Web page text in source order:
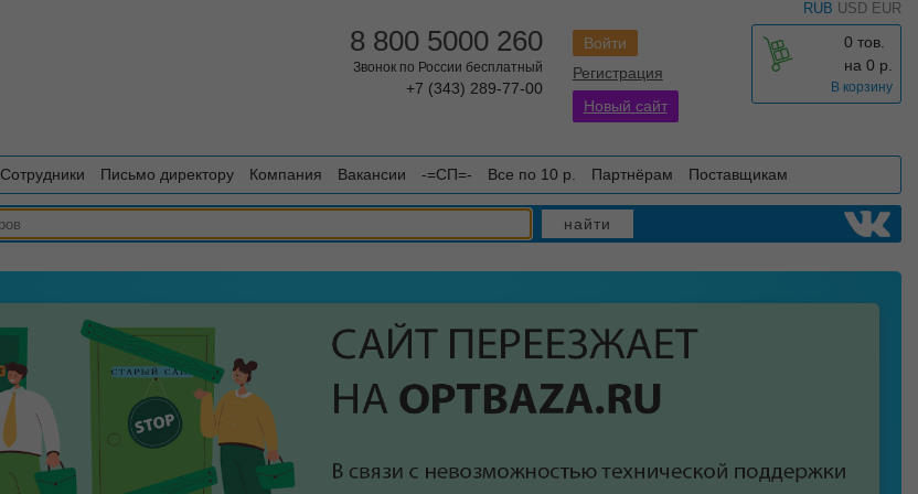
RUB USD EUR
0 тов.
на 0 р.
В корзину
Войти
Регистрация
Новый сайт
8 800 5000 260
Звонок по России бесплатный
+7 (343) 289-77-00
Сотрудники Письмо директору Компания Вакансии -=СП=- Все по 10 р. Партнёрам Поставщикам
найти